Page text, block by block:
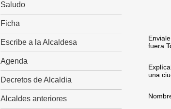
Saludo
Ficha
Escribe a la Alcaldesa
Agenda
Decretos de Alcaldia
Alcaldes anteriores
fuera
una